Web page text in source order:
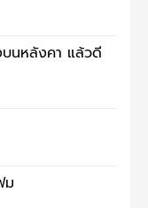
บนหลังคา แล้วดี
ม